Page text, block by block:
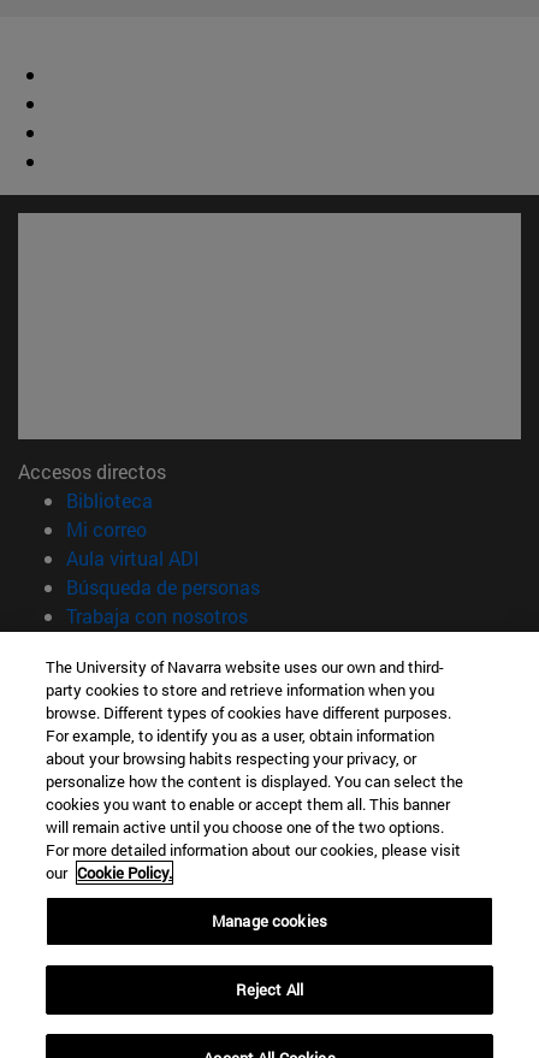
Accesos directos
Biblioteca
Mi correo(abre en nueva ventana)
Aula virtual ADI
Búsqueda de personas(abre en nueva ventana)
Trabaja con nosotros(abre en nueva ventana)
Información
TFNO +34 948 42 56 00
¿QUÉ GRADO TE INTERESA?
¿QUÉ MÁSTER TE INTERESA?
© Universidad de Navarra
Información legal
Accesibilidad
Configuración de cookies
The University of Navarra website uses our own and third-
party cookies to store and retrieve information when you
browse. Different types of cookies have different purposes.
For example, to identify you as a user, obtain information
about your browsing habits respecting your privacy, or
personalize how the content is displayed. You can select the
cookies you want to enable or accept them all. This banner
will remain active until you choose one of the two options.
For more detailed information about our cookies, please visit
our Cookie Policy.
Manage cookies
Reject All